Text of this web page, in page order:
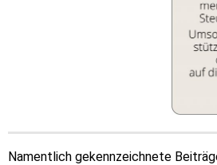
Namentlich gekennzeichnete